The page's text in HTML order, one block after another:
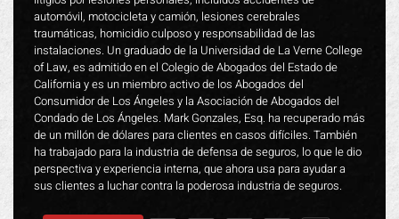
automóvil, motocicleta y camión, lesiones cerebrales
traumáticas, homicidio culposo y responsabilidad de las
instalaciones. Un graduado de la Universidad de La Verne College
of Law, es admitido en el Colegio de Abogados del Estado de
California y es un miembro activo de los Abogados del
Consumidor de Los Ángeles y la Asociación de Abogados del
Condado de Los Ángeles. Mark Gonzales, Esq. ha recuperado más
de un millón de dólares para clientes en casos difíciles. También
ha trabajado para la industria de defensa de seguros, lo que le dio
perspectiva y experiencia interna, que ahora usa para ayudar a
sus clientes a luchar contra la poderosa industria de seguros.